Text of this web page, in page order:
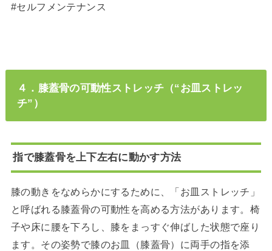
#セルフメンテナンス
４．膝蓋骨の可動性ストレッチ（“お皿ストレッ
チ”）
指で膝蓋骨を上下左右に動かす方法
膝の動きをなめらかにするために、「お皿ストレッチ」
と呼ばれる膝蓋骨の可動性を高める方法があります。椅
子や床に腰を下ろし、膝をまっすぐ伸ばした状態で座り
ます。その姿勢で膝のお皿（膝蓋骨）に両手の指を添